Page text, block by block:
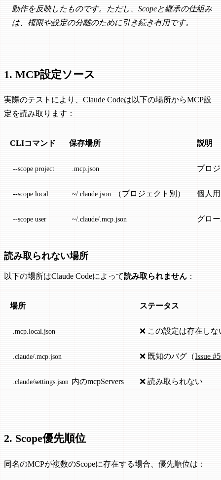
動作を反映したものです。ただし、Scopeと継承の仕組み
は、権限や設定の分離のために引き続き有用です。
1. MCP設定ソース
実際のテストにより、Claude Codeは以下の場所からMCP設
定を読み取ります：
CLIコマンド 保存場所 説明
--scope project .mcp.json プロ
--scope local ~/.claude.json （プロジェクト別） 個人
--scope user ~/.claude/.mcp.json グロ
読み取られない場所
以下の場所はClaude Codeによって読み取られません ：
場所 ステータス
.mcp.local.json ❌ この設定は存在しな
.claude/.mcp.json ❌ 既知のバグ（Issue
.claude/settings.json 内のmcpServers ❌ 読み取られない
2. Scope優先順位
同名のMCPが複数のScopeに存在する場合、優先順位は：